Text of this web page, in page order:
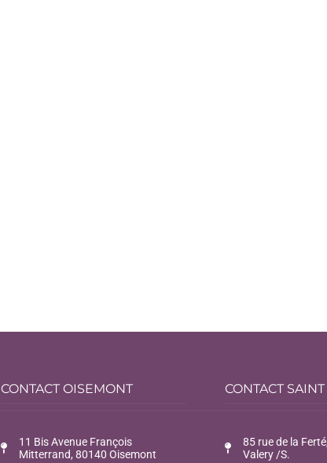
CONTACT OISEMONT
11 Bis Avenue François
Mitterrand, 80140 Oisemont
CONTACT
85 rue de la
Valery /S.